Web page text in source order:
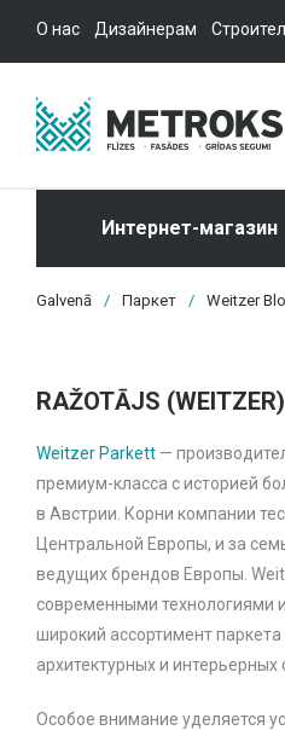
О нас Дизайнерам
Интернет-магазин
Galvenā / Паркет / Weitzer
RAŽOTĀJS (WEITZER)
Weitzer Parkett —
премиум-класса с историей
в Австрии. Корни компании
Центральной Европы, и за
ведущих брендов Европы.
современными технологиями
широкий ассортимент
архитектурных и интерьерных
Особое внимание уделяется